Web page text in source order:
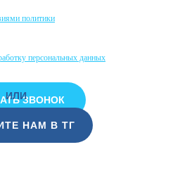
политики
персональных данных
ЗВОНОК
НАМ В ТГ
ИЛИ